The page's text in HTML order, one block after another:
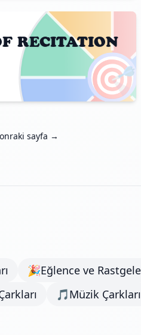
🎯
RECITATION
sayfa →
🎉Eğlence ve
🎵Müzik Çarkları